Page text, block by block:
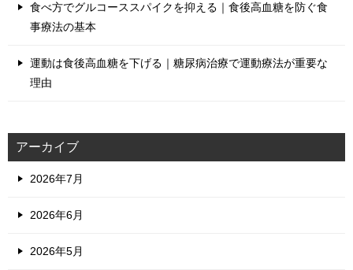
食べ方でグルコーススパイクを抑える｜食後高血糖を防ぐ食
事療法の基本
運動は食後高血糖を下げる｜糖尿病治療で運動療法が重要な
理由
アーカイブ
2026年7月
2026年6月
2026年5月